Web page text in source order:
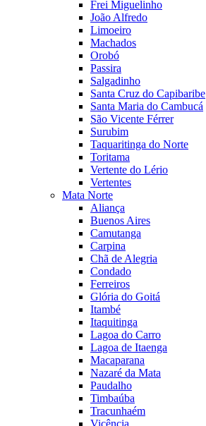
Frei Miguelinho
João Alfredo
Limoeiro
Machados
Orobó
Passira
Salgadinho
Santa Cruz do Capibaribe
Santa Maria do Cambucá
São Vicente Férrer
Surubim
Taquaritinga do Norte
Toritama
Vertente do Lério
Vertentes
Mata Norte
Aliança
Buenos Aires
Camutanga
Carpina
Chã de Alegria
Condado
Ferreiros
Glória do Goitá
Itambé
Itaquitinga
Lagoa do Carro
Lagoa de Itaenga
Macaparana
Nazaré da Mata
Paudalho
Timbaúba
Tracunhaém
Vicência